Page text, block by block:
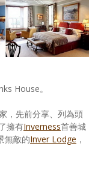
House。
，先前分享、列為頭
擁有Inverness首善城
無敵的Inver Lodge ，